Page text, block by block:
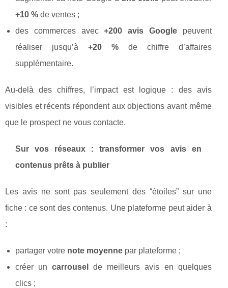
+10 % de ventes ;
des commerces avec+200 avis Googlepeuvent
réaliser jusqu’à +20 %de chiffre d’affaires
supplémentaire.
Au-delà des chiffres, l’impact est logique : des avis
visibles et récents répondent aux objections avant même
que le prospect ne vous contacte.
Sur vos réseaux : transformer vos avis en
contenus prêts à publier
Les avis ne sont pas seulement des “étoiles” sur une
fiche : ce sont des contenus. Une plateforme peut aider à
:
partager votre note moyenne par plateforme ;
créer uncarrousel
de meilleurs avis en quelques
clics ;